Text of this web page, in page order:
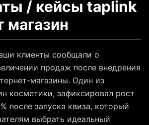
/ кейсы taplink
магазин
клиенты сообщали о
продаж после внедрения
магазины. Один из
косметики, зафиксировал рост
после запуска квиза, который
выбрать идеальный